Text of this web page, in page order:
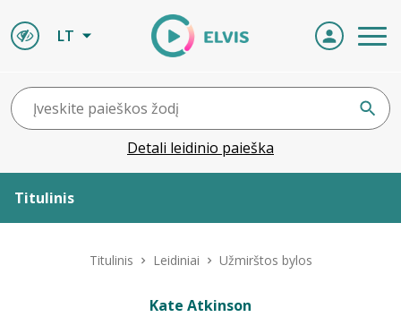
LT
Detali leidinio paieška
Titulinis
Titulinis Leidiniai Užmirštos bylos
Kate Atkinson